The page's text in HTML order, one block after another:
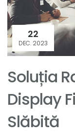
22
DEC. 2023
Soluția
Display
Slăbită